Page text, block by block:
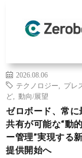
2026.08.06
テクノロジー
プレ
ど
動向/展望
ゼロボード、常に
共有が可能な“動
ー管理”実現する
提供開始へ